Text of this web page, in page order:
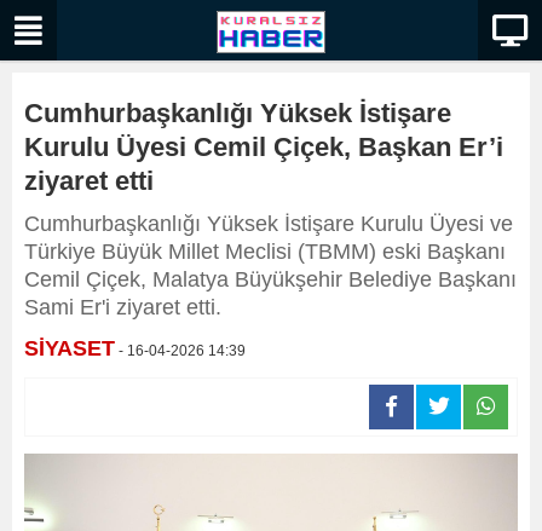
Cumhurbaşkanlığı Yüksek İstişare
Kurulu Üyesi Cemil Çiçek, Başkan Er’i
ziyaret etti
Cumhurbaşkanlığı Yüksek İstişare Kurulu Üyesi ve
Türkiye Büyük Millet Meclisi (TBMM) eski Başkanı
Cemil Çiçek, Malatya Büyükşehir Belediye Başkanı
Sami Er'i ziyaret etti.
SİYASET - 16-04-2026 14:39